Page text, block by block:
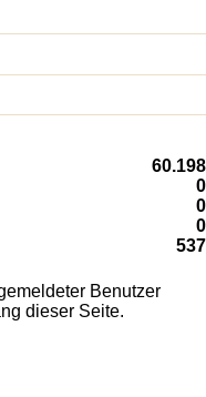
60.198
0
0
0
537
Benutzer
dieser Seite.